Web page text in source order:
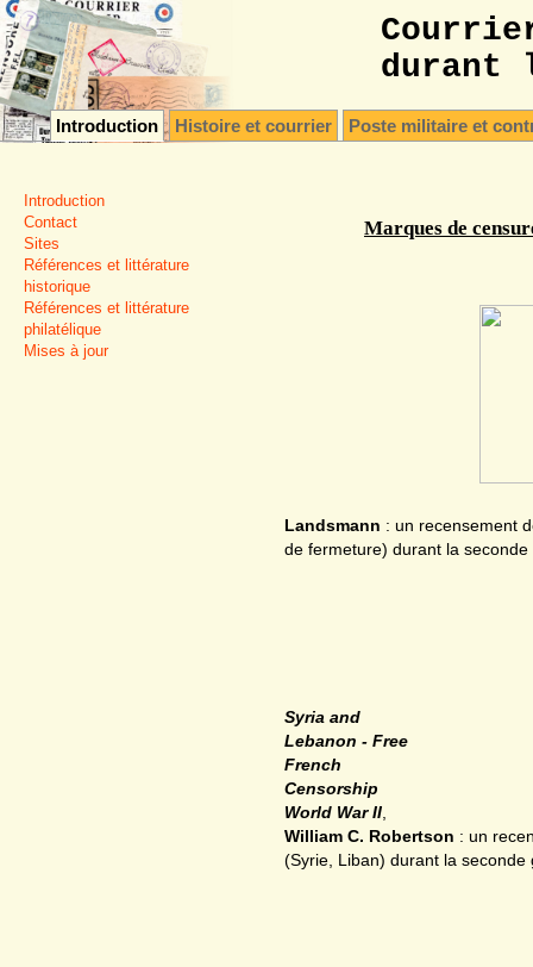
durant
Introduction Histoire et courrier Poste militaire et
Introduction
Contact
Sites
Références et littérature
historique
Références et littérature
philatélique
Mises à jour
Marques de
Landsmann : un recensement
de fermeture) durant la
Syria and
Lebanon - Free
French
Censorship
World War II
William C. Robertson : un
(Syrie, Liban) durant la seconde